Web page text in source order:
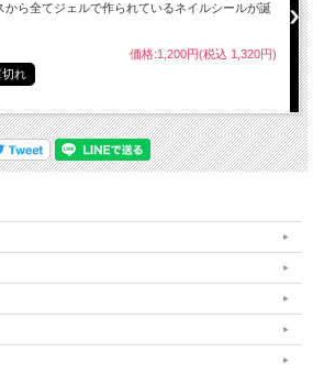
から全てジェルで作られているネイルシールが誕
価格:1,200円(税込 1,320円)
切れ